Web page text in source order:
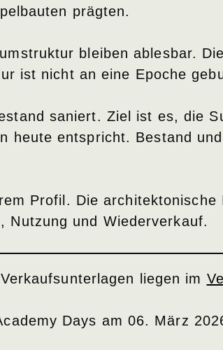
prägten.
bleiben ablesbar.
ist nicht an eine Epoche
saniert. Ziel ist es, die
heute entspricht. Bestand
Profil. Die
Nutzung und Wiederverkauf.
liegen im
Days am 06. März